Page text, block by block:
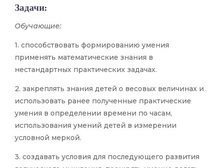
Задачи:
Обучающие:
1. способствовать формированию умения
применять математические знания в
нестандартных практических задачах.
2. закреплять знания детей о весовых величинах и
использовать ранее полученные практические
умения в определении времени по часам,
использования умений детей в измерении
условной меркой.
3. создавать условия для последующего развития